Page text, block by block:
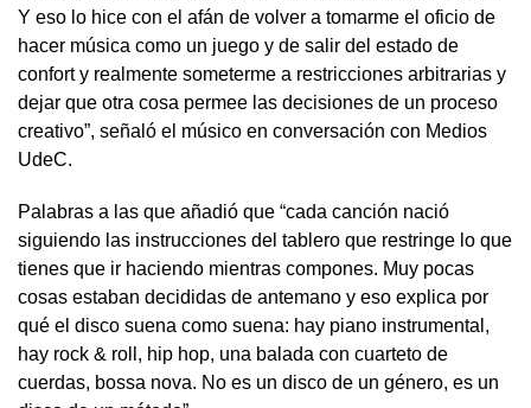
Y eso lo hice con el afán de volver a tomarme el oficio de
hacer música como un juego y de salir del estado de
confort y realmente someterme a restricciones arbitrarias y
dejar que otra cosa permee las decisiones de un proceso
creativo”, señaló el músico en conversación con Medios
UdeC.
Palabras a las que añadió que “cada canción nació
siguiendo las instrucciones del tablero que restringe lo que
tienes que ir haciendo mientras compones. Muy pocas
cosas estaban decididas de antemano y eso explica por
qué el disco suena como suena: hay piano instrumental,
hay rock & roll, hip hop, una balada con cuarteto de
cuerdas, bossa nova. No es un disco de un género, es un